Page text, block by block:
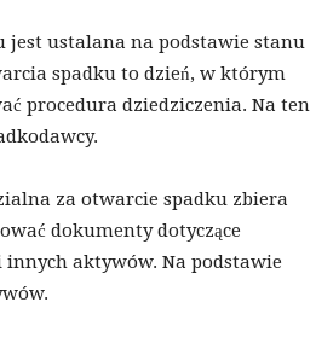
jest ustalana na podstawie stanu
spadku to dzień, w którym
procedura dziedziczenia. Na ten
za otwarcie spadku zbiera
dokumenty dotyczące
aktywów. Na podstawie